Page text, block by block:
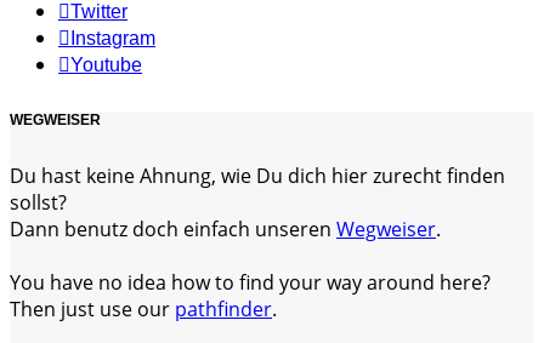
Twitter
Instagram
Youtube
WEGWEISER
Du hast keine Ahnung, wie Du dich hier zurecht finden
sollst?
Dann benutz doch einfach unseren Wegweiser.
You have no idea how to find your way around here?
Then just use our pathfinder.